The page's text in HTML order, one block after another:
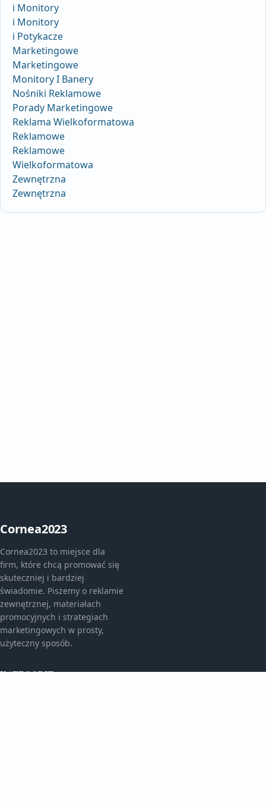
i Monitory
i Monitory
i Potykacze
Marketingowe
Marketingowe
Monitory I Banery
Nośniki Reklamowe
Porady Marketingowe
Reklama Wielkoformatowa
Reklamowe
Reklamowe
Wielkoformatowa
Zewnętrzna
Zewnętrzna
Cornea2023
Cornea2023 to miejsce dla
firm, które chcą promować się
skuteczniej i bardziej
świadomie. Piszemy o reklamie
zewnętrznej, materiałach
promocyjnych i strategiach
marketingowych w prosty,
użyteczny sposób.
KATEGORIE